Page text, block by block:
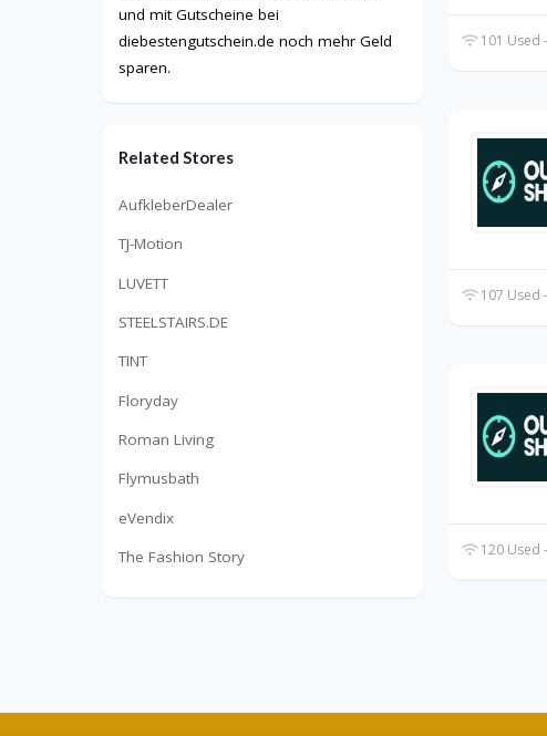
101 Used
107 Used
120 Used
und mit Gutscheine bei
diebestengutschein.de noch mehr Geld
sparen.
Related Stores
AufkleberDealer
TJ-Motion
LUVETT
STEELSTAIRS.DE
TINT
Floryday
Roman Living
Flymusbath
eVendix
The Fashion Story